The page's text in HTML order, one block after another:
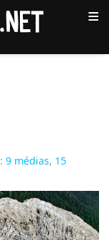
≡
:9 médias, 15